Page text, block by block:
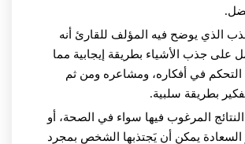
الذي يوضح فيه المؤلف للقارئ أنه
على جذب الأشياء بطريقة إيجابية مما
التحكم في أفكاره، ومشاعره ومن ثم
بطريقة سلبية.
المرغوب فيها سواء في الصحة، أو
السعادة يمكن أن يَجتذبها الشخص بمجرد